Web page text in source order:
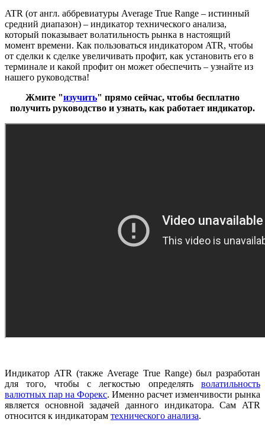
ATR (от англ. аббревиатуры Average True Range – истинный
средний диапазон) – индикатор технического анализа,
который показывает волатильность рынка в настоящий
момент времени. Как пользоваться индикатором ATR, чтобы
от сделки к сделке увеличивать профит, как установить его в
терминале и какой профит он может обеспечить – узнайте из
нашего руководства!
Жмите "изучить" прямо сейчас, чтобы бесплатно
получить руководство и узнать, как работает индикатор.
Индикатор ATR (также Average True Range) был разработан
для того, чтобы с легкостью определять волатильность
валютных пар на Форекс. Именно расчет изменчивости рынка
является основной задачей данного индикатора. Сам ATR
относится к индикаторам технического анализа.